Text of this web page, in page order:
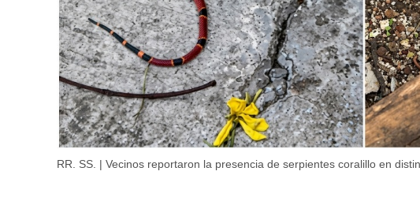
RR. SS. | Vecinos reportaron la presencia de serpientes coralillo en